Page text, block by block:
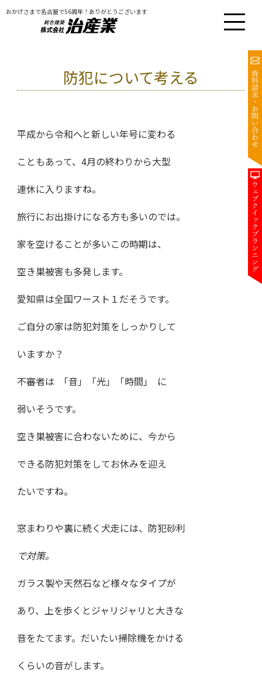
おかげさまで名古屋で56周年！ありがとうございます
防犯について考える
平成から令和へと新しい年号に変わる
こともあって、4月の終わりから大型
連休に入りますね。
旅行にお出掛けになる方も多いのでは。
家を空けることが多いこの時期は、
空き巣被害も多発します。
愛知県は全国ワースト１だそうです。
ご自分の家は防犯対策をしっかりして
いますか？
不審者は ｢音｣ ｢光｣ ｢時間｣ に
弱いそうです。
空き巣被害に合わないために、今から
できる防犯対策をしてお休みを迎え
たいですね。
窓まわりや裏に続く犬走には、防犯砂利
で対策。
ガラス製や天然石など様々なタイプが
あり、上を歩くとジャリジャリと大きな
音をたてます。だいたい掃除機をかける
くらいの音がします。